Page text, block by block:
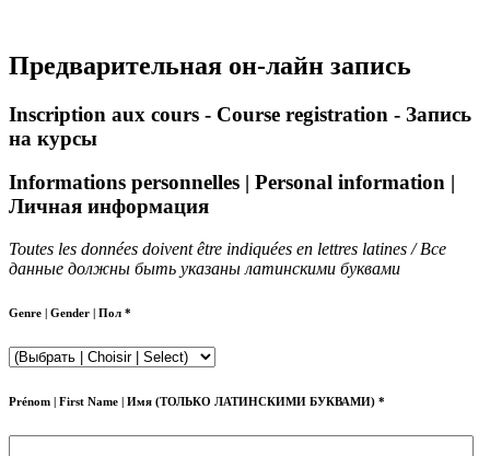
Предварительная он-лайн запись
Inscription aux cours - Course registration - Запись
на курсы
Informations personnelles | Personal information |
Личная информация
Toutes les données doivent être indiquées en lettres latines / Все
данные должны быть указаны латинскими буквами
Genre | Gender | Пол *
Prénom | First Name | Имя (ТОЛЬКО ЛАТИНСКИМИ БУКВАМИ) *